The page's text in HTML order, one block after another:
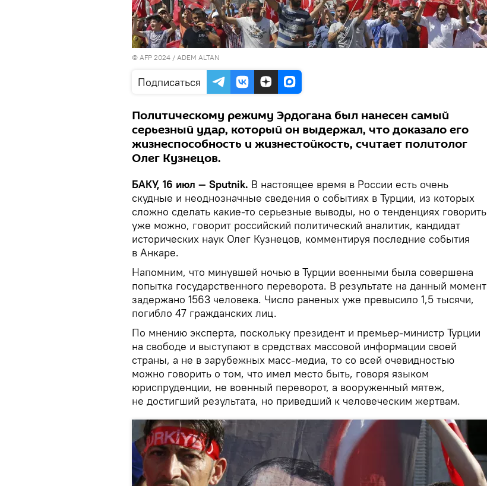
© AFP 2024 / ADEM ALTAN
Подписаться
Политическому режиму Эрдогана был нанесен самый
серьезный удар, который он выдержал, что доказало его
жизнеспособность и жизнестойкость, считает политолог
Олег Кузнецов.
БАКУ, 16 июл — Sputnik. В настоящее время в России есть очень
скудные и неоднозначные сведения о событиях в Турции, из которых
сложно сделать какие-то серьезные выводы, но о тенденциях говорить
уже можно, говорит российский политический аналитик, кандидат
исторических наук Олег Кузнецов, комментируя последние события
в Анкаре.
Напомним, что минувшей ночью в Турции военными была совершена
попытка государственного переворота. В результате на данный момент
задержано 1563 человека. Число раненых уже превысило 1,5 тысячи,
погибло 47 гражданских лиц.
По мнению эксперта, поскольку президент и премьер-министр Турции
на свободе и выступают в средствах массовой информации своей
страны, а не в зарубежных масс-медиа, то со всей очевидностью
можно говорить о том, что имел место быть, говоря языком
юриспруденции, не военный переворот, а вооруженный мятеж,
не достигший результата, но приведший к человеческим жертвам.